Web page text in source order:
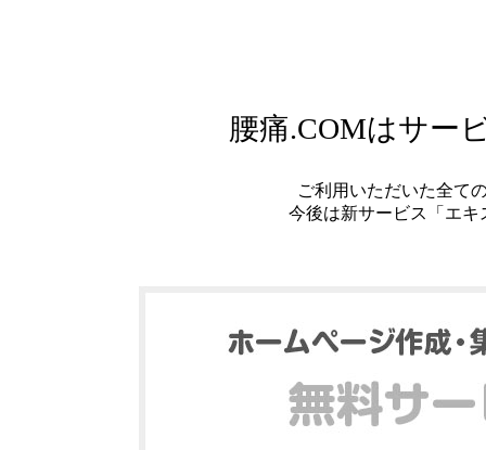
腰痛.COMはサー
ご利用いただいた全て
今後は新サービス「エ